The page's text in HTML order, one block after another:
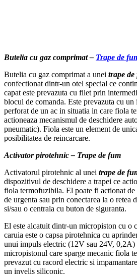
Butelia cu gaz comprimat – Trape de
Butelia cu gaz comprimat a unei trape de
confectionat dintr-un otel special ce
capat este prevazuta cu filet prin
blocul de comanda. Este prevazuta cu
perforat de un ac in situatia in care fiola
actioneaza mecanismul de deschidere
pneumatic). Fiola este un element de
posibilitatea de reincarcare.
Activator pirotehnic – Trape de fum
Activatorul pirotehnic al unei trape de
dispozitivul de deschidere a trapei ce
fiola termofuzibila. El poate fi actionat
de urgenta sau prin conectarea la o retea
si/sau o centrala cu buton de siguranta.
El este alcatuit dintr-un micropiston cu o
caruia este o capsa pirotehnica cu
unui impuls electric (12V sau 24V, 0,2A)
micropistonul care sparge mecanic fiola
prevazut cu racord electric si
un invelis siliconic.